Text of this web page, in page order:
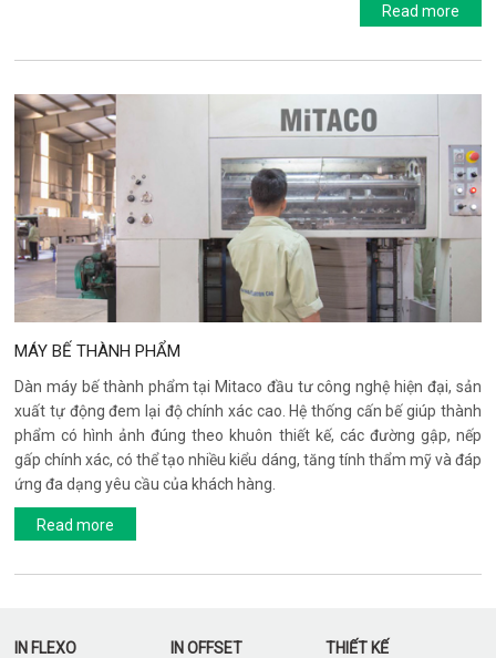
Read more
MÁY BẾ THÀNH PHẨM
Dàn máy bế thành phẩm tại Mitaco đầu tư công nghệ hiện đại, sản
xuất tự động đem lại độ chính xác cao. Hệ thống cấn bế giúp thành
phẩm có hình ảnh đúng theo khuôn thiết kế, các đường gập, nếp
gấp chính xác, có thể tạo nhiều kiểu dáng, tăng tính thẩm mỹ và đáp
ứng đa dạng yêu cầu của khách hàng.
Read more
IN FLEXO IN OFFSET THIẾT KẾ